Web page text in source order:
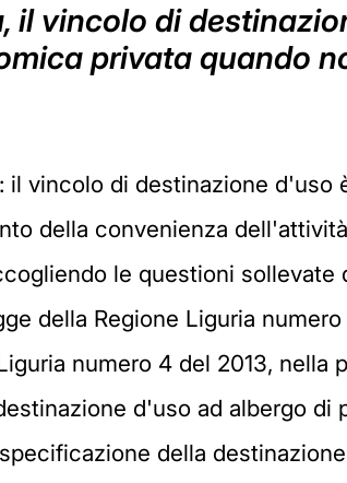
il vincolo di
privata quando
il vincolo di destinazione
della convenienza
le questioni
della Regione Liguria
numero 4 del 2013,
d'uso ad albergo di
della